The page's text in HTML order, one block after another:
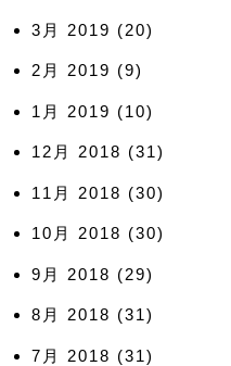
3月 2019 (20)
2月 2019 (9)
1月 2019 (10)
12月 2018 (31)
11月 2018 (30)
10月 2018 (30)
9月 2018 (29)
8月 2018 (31)
7月 2018 (31)